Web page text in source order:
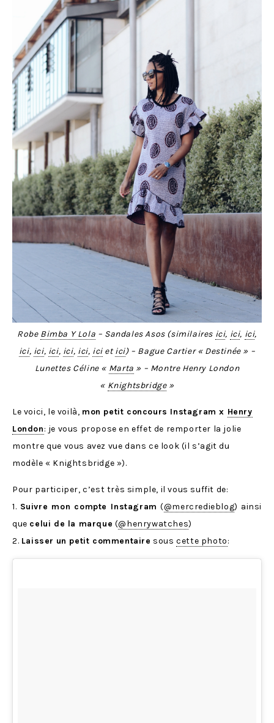
Robe Bimba Y Lola – Sandales Asos (similaires ici, ici, ici,
ici, ici, ici, ici, ici, icietici) – Bague Cartier « Destinée » –
Lunettes Céline « Marta » – Montre Henry London
« Knightsbridge»
Le voici, le voilà, mon petit concours Instagram x Henry
London: je vous propose en effet de remporter la jolie
montre que vous avez vue dans ce look (il s’agit du
modèle « Knightsbridge »).
Pour participer, c’est très simple, il vous suffit de:
1. Suivre mon compte Instagram (@mercredieblog) ainsi
que celui de la marque (@henrywatches)
2. Laisser un petit commentaire souscette photo: